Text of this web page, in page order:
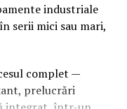
industriale de
în vrac,
tipul lanțului
— flux continuu sau
industriale
serii mici sau mari,
complet —
prelucrări